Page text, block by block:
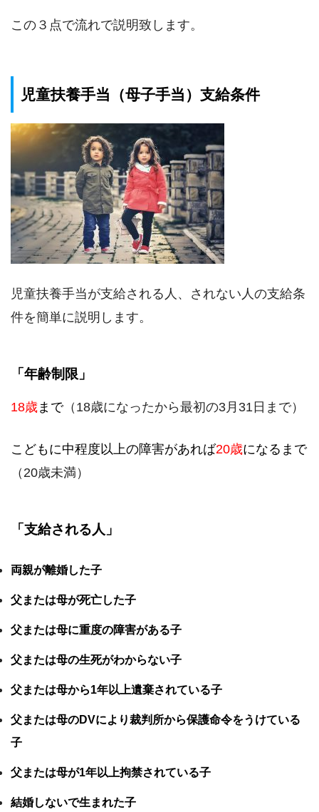
この３点で流れで説明致します。
児童扶養手当（母子手当）支給条件
児童扶養手当が支給される人、されない人の支給条
件を簡単に説明します。
「年齢制限」
18歳まで（18歳になったから最初の3月31日まで）
こどもに中程度以上の障害があれば20歳になるまで
（20歳未満）
「支給される人」
両親が離婚した子
父または母が死亡した子
父または母に重度の障害がある子
父または母の生死がわからない子
父または母から1年以上遺棄されている子
父または母のDVにより裁判所から保護命令をうけている
子
父または母が1年以上拘禁されている子
結婚しないで生まれた子